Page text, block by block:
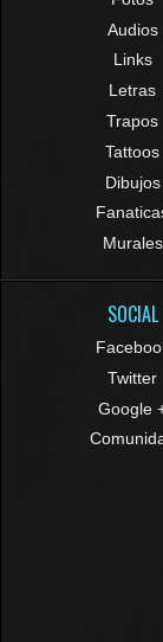
Audios
Links
Letras
Trapos
Tattoos
Dibujos
Murales
SOCIAL
Twitter
Google